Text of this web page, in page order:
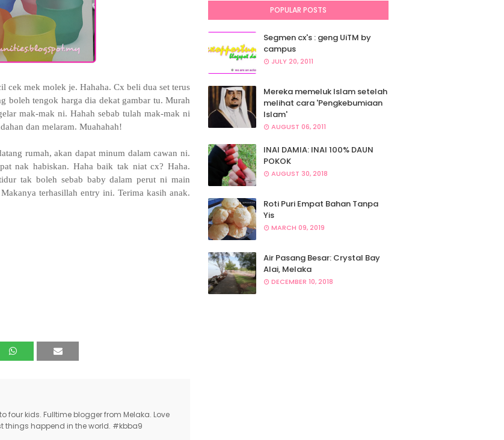
cek mek molek je. Hahaha. Cx beli dua set terus
boleh tengok harga dia dekat gambar tu. Murah
mak-mak ni. Hahah sebab tulah mak-mak ni
dan melaram. Muahahah!
rumah, akan dapat minum dalam cawan ni.
nak habiskan. Haha baik tak niat cx? Haha.
tak boleh sebab baby dalam perut ni main
terhasillah entry ini. Terima kasih anak.
four kids. Fulltime blogger from Melaka. Love
things happend in the world. #kbba9
POPULAR POSTS
Segmen cx's : geng UiTM by
campus
JULY 20, 2011
Mereka memeluk Islam setelah
melihat cara 'Pengkebumiaan
Islam'
AUGUST 06, 2011
INAI DAMIA: INAI 100% DAUN
POKOK
AUGUST 30, 2018
Roti Puri Empat Bahan Tanpa
Yis
MARCH 09, 2019
Air Pasang Besar: Crystal Bay
Alai, Melaka
DECEMBER 10, 2018